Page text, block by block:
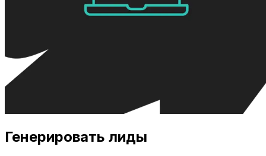
Генерировать лиды